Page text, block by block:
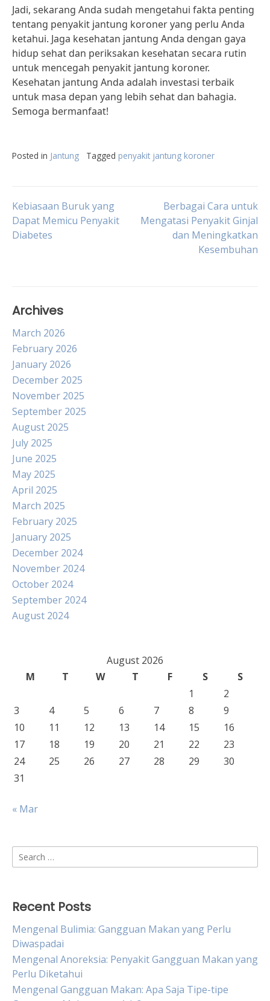
Jadi, sekarang Anda sudah mengetahui fakta penting
tentang penyakit jantung koroner yang perlu Anda
ketahui. Jaga kesehatan jantung Anda dengan gaya
hidup sehat dan periksakan kesehatan secara rutin
untuk mencegah penyakit jantung koroner.
Kesehatan jantung Anda adalah investasi terbaik
untuk masa depan yang lebih sehat dan bahagia.
Semoga bermanfaat!
Posted in Jantung Tagged penyakit jantung koroner
Post
navigation
Kebiasaan Buruk yang
Dapat Memicu Penyakit
Diabetes
Berbagai Cara untuk
Mengatasi Penyakit Ginjal
dan Meningkatkan
Kesembuhan
Archives
March 2026
February 2026
January 2026
December 2025
November 2025
September 2025
August 2025
July 2025
June 2025
May 2025
April 2025
March 2025
February 2025
January 2025
December 2024
November 2024
October 2024
September 2024
August 2024
August 2026
M
T W T F S
S
1
2
3
4 5 6 7 8
9
10
11 12 13 14 15
16
17
18 19 20 21 22
23
24
25 26 27 28 29
30
31
« Mar
Search
for:
Recent Posts
Mengenal Bulimia: Gangguan Makan yang Perlu
Diwaspadai
Mengenal Anoreksia: Penyakit Gangguan Makan yang
Perlu Diketahui
Mengenal Gangguan Makan: Apa Saja Tipe-tipe